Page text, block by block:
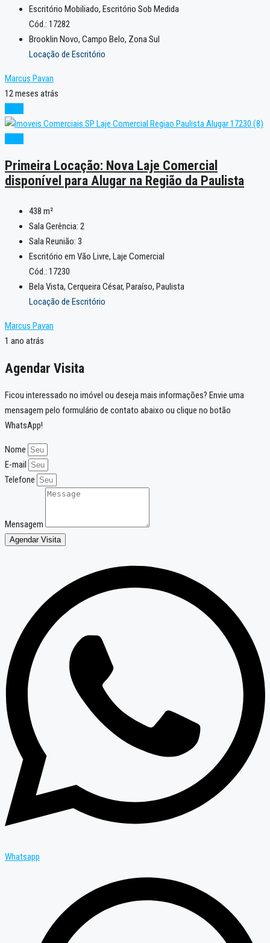
Escritório Mobiliado, Escritório Sob Medida
Cód.: 17282
Brooklin Novo, Campo Belo, Zona Sul
Locação de Escritório
Marcus Pavan
12 meses atrás
Primeira Locação: Nova Laje Comercial
disponível para Alugar na Região da Paulista
438 m²
Sala Gerência: 2
Sala Reunião: 3
Escritório em Vão Livre, Laje Comercial
Cód.: 17230
Bela Vista, Cerqueira César, Paraíso, Paulista
Locação de Escritório
Marcus Pavan
1 ano atrás
Agendar Visita
Ficou interessado no imóvel ou deseja mais informações? Envie uma
mensagem pelo formulário de contato abaixo ou clique no botão
WhatsApp!
Nome
E-mail
Telefone
Mensagem
Agendar Visita
Whatsapp